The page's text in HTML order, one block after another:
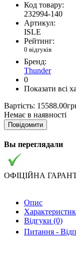
Код товару:
232994-140
Артикул:
ISLE
Рейтинг:
0 відгуків
Бренд:
Thunder
0
Показати всі
Вартість:
Немає в наявності
Повідомити
Вы переглядали
ОФІЦІЙНА
Опис
Відгуки (0)
Питання -